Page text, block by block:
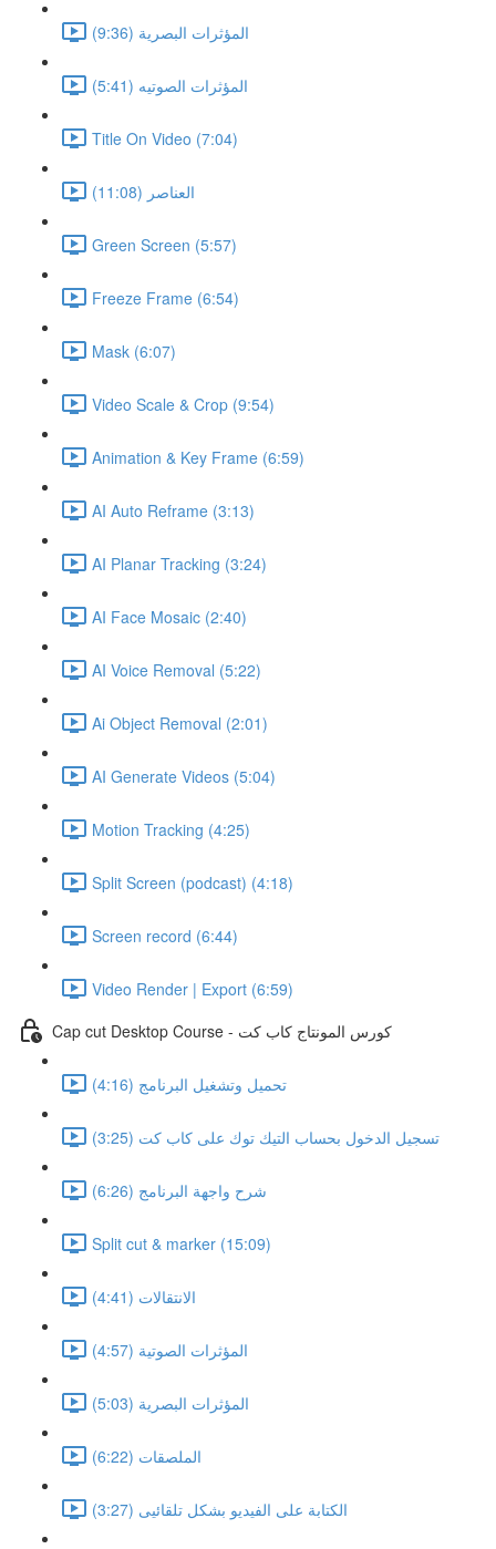
المؤثرات البصرية (9:36)
المؤثرات الصوتيه (5:41)
Title On Video (7:04)
العناصر (11:08)
Green Screen (5:57)
Freeze Frame (6:54)
Mask (6:07)
Video Scale & Crop (9:54)
Animation & Key Frame (6:59)
AI Auto Reframe (3:13)
AI Planar Tracking (3:24)
AI Face Mosaic (2:40)
AI Voice Removal (5:22)
Ai Object Removal (2:01)
AI Generate Videos (5:04)
Motion Tracking (4:25)
Split Screen (podcast) (4:18)
Screen record (6:44)
Video Render | Export (6:59)
Cap cut Desktop Course - كورس المونتاج كاب كت
تحميل وتشغيل البرنامج (4:16)
تسجيل الدخول بحساب التيك توك على كاب كت (3:25)
شرح واجهة البرنامج (6:26)
Split cut & marker (15:09)
الانتقالات (4:41)
المؤثرات الصوتية (4:57)
المؤثرات البصرية (5:03)
الملصقات (6:22)
الكتابة على الفيديو بشكل تلقائيى (3:27)